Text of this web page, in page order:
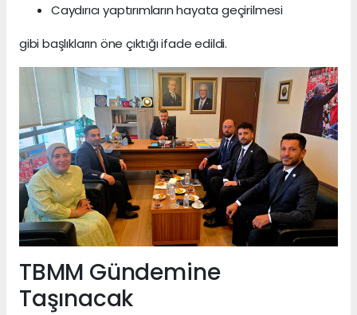
Caydırıcı yaptırımların hayata geçirilmesi
gibi başlıkların öne çıktığı ifade edildi.
TBMM Gündemine
Taşınacak